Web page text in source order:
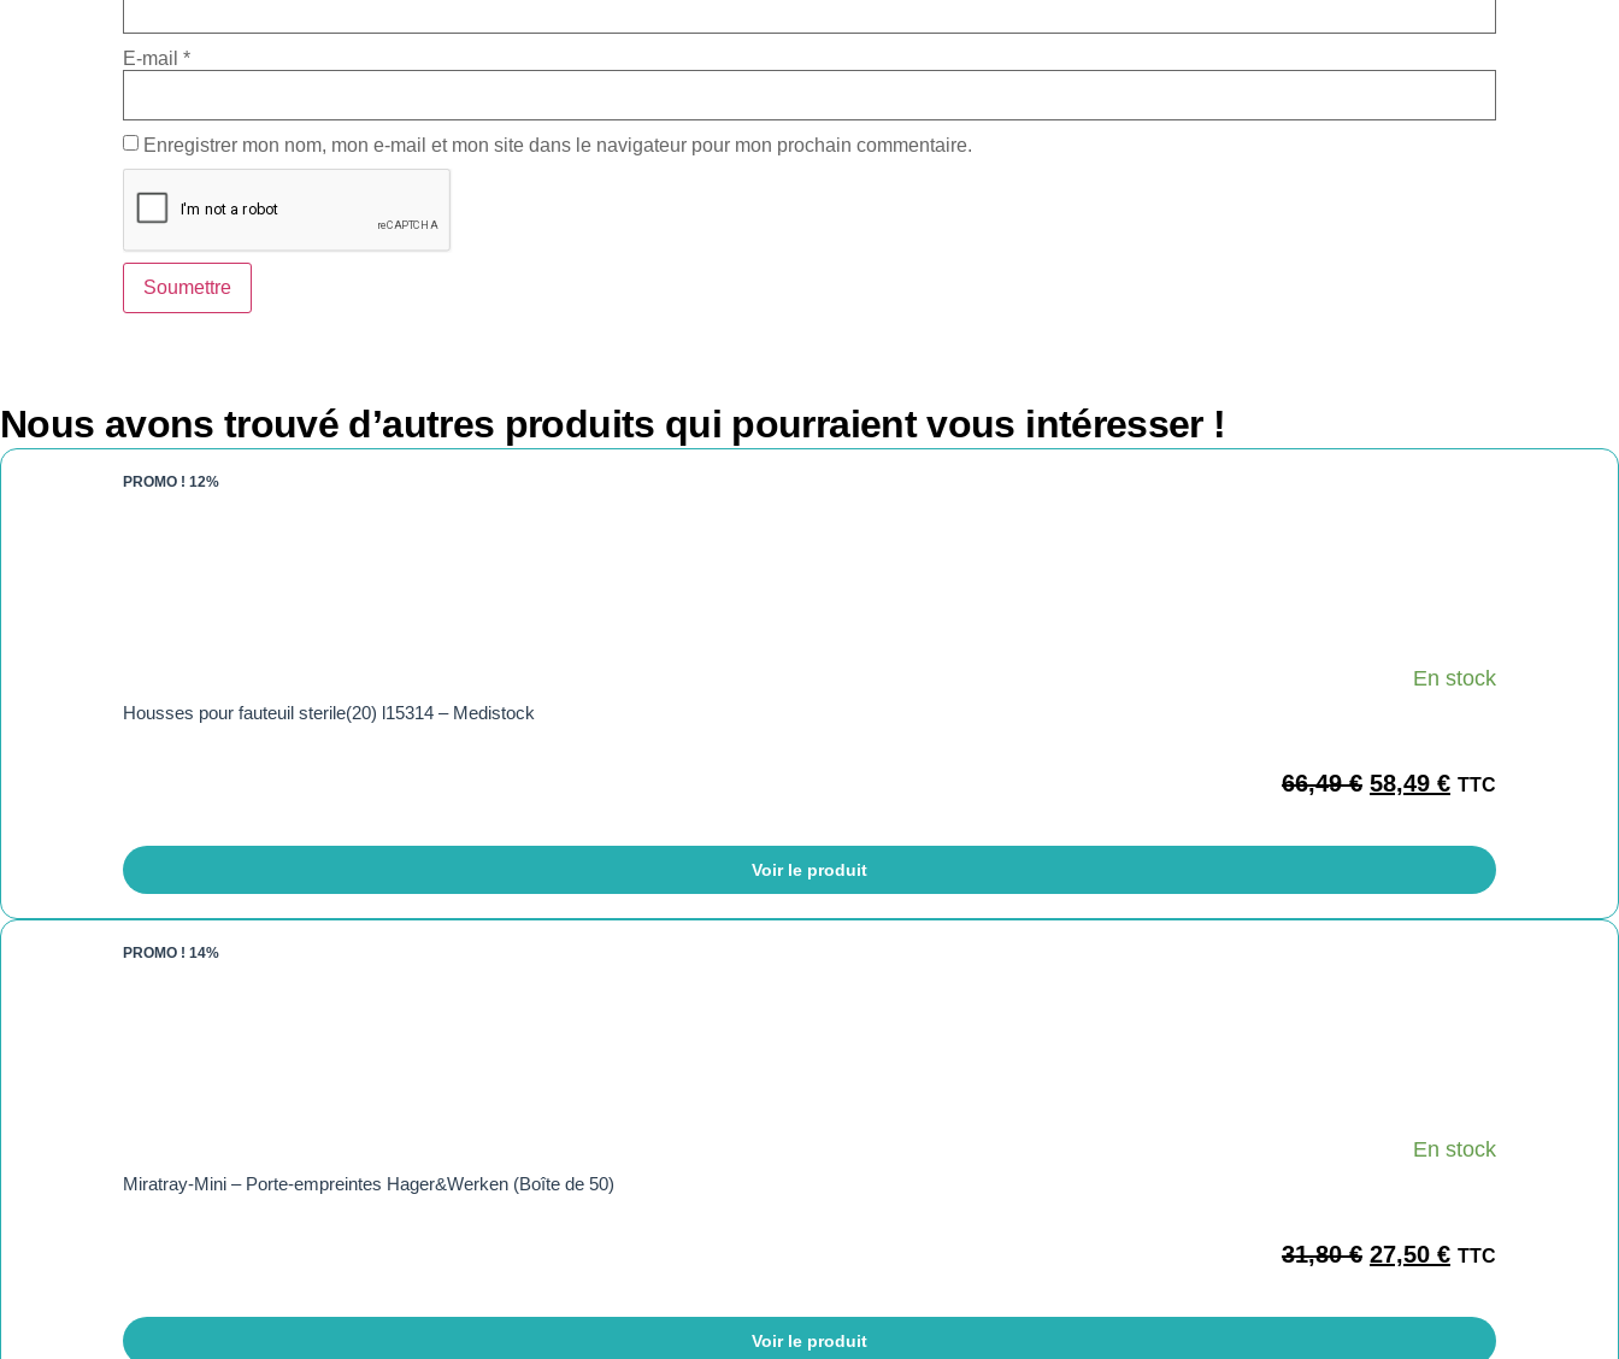
E-mail *
Enregistrer mon nom, mon e-mail et mon site dans le navigateur pour mon prochain commentaire.
Nous avons trouvé d’autres produits qui pourraient vous intéresser !
PROMO ! 12%
En stock
Housses pour fauteuil sterile(20) l15314 – Medistock
66,49€ 58,49 € TTC
Voir le produit
PROMO ! 14%
En stock
Miratray-Mini – Porte-empreintes Hager&Werken (Boîte de 50)
31,80€ 27,50 € TTC
Voir le produit